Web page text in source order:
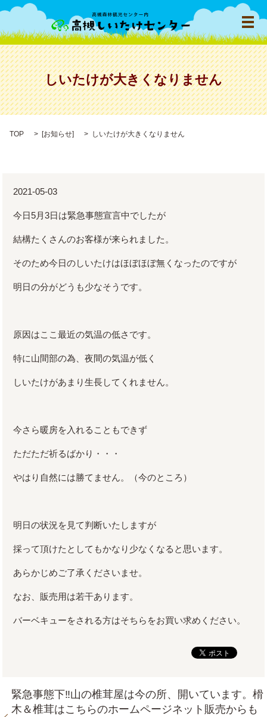
メ
しいたけが大きくなりません
TOP [お知らせ] しいたけが大きくなりません
2021-05-03
今日5月3日は緊急事態宣言中でしたが
結構たくさんのお客様が来られました。
そのため今日のしいたけはほぼほぼ無くなったのですが
明日の分がどうも少なそうです。
原因はここ最近の気温の低さです。
特に山間部の為、夜間の気温が低く
しいたけがあまり生長してくれません。
今さら暖房を入れることもできず
ただただ祈るばかり・・・
やはり自然には勝てません。（今のところ）
明日の状況を見て判断いたしますが
採って頂けたとしてもかなり少なくなると思います。
あらかじめご了承くださいませ。
なお、販売用は若干あります。
バーベキューをされる方はそちらをお買い求めください。
緊急事態下‼山の椎茸屋は今の所、開いています。榾
木＆椎茸はこちらのホームページネット販売からも